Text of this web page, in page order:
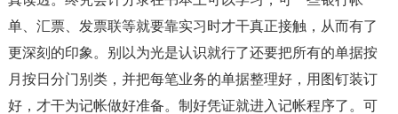
单、汇票、发票联等就要靠实习时才干真正接触，从而有了
更深刻的印象。别以为光是认识就行了还要把所有的单据按
月按日分门别类，并把每笔业务的单据整理好，用图钉装订
好，才干为记帐做好准备。制好凭证就进入记帐程序了。可